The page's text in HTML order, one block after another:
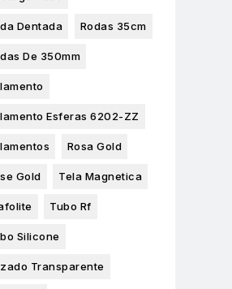
Dentada Rodas 35cm
De 350mm
Esferas 6202-ZZ
Rosa Gold
Gold Tela Magnetica
Tubo Rf
Silicone
Transparente